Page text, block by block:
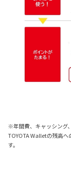
※年間費、キャッシング
TOYOTA Walletの残高
す。